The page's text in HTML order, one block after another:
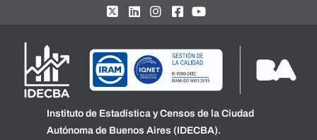
Instituto de Estadística y Censos de la Ciudad
Autónoma de Buenos Aires (IDECBA).